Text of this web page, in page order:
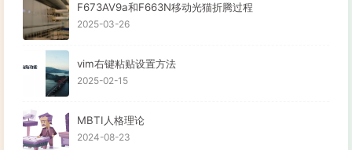
F673AV9a和F663N移动光猫折腾过程
2025-03-26
vim右键粘贴设置方法
2025-02-15
MBTI人格理论
2024-08-23